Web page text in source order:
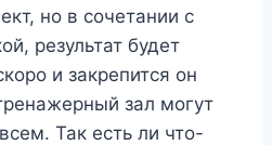
но в сочетании с
результат будет
и закрепится он
зал могут
Так есть ли что-